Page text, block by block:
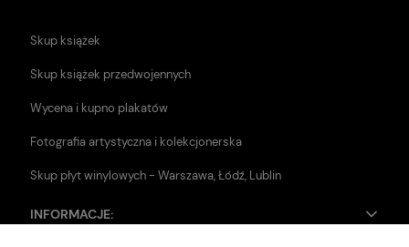
Skup książek
Skup książek przedwojennych
Wycena i kupno plakatów
Fotografia artystyczna i kolekcjonerska
Skup płyt winylowych - Warszawa, Łódź, Lublin
INFORMACJE: